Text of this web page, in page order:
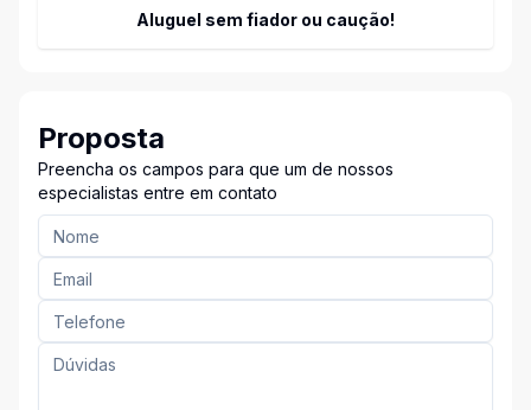
Aluguel sem fiador ou caução!
Proposta
Preencha os campos para que um de nossos
especialistas entre em contato